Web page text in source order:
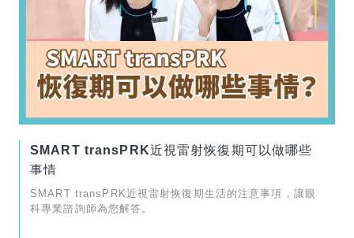
SMART transPRK近視雷射恢復期可以做哪些
事情
SMART transPRK近視雷射恢復期生活的注意事項，讓眼
科專業諮詢師為您解答。